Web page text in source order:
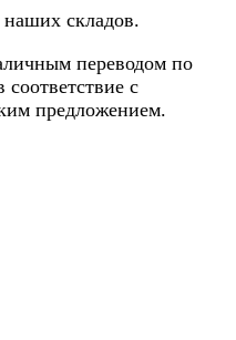
наших складов.
переводом по
соответствие с
предложением.